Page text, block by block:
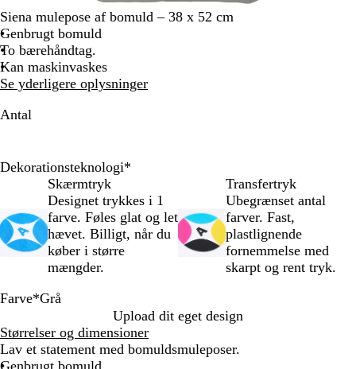
Siena mulepose af bomuld – 38 x 52 cm
Genbrugt bomuld
To bærehåndtag.
Kan maskinvaskes
Se yderligere oplysninger
Antal
Dekorationsteknologi*
Skærmtryk
Designet trykkes i 1
farve. Føles glat og let
hævet. Billigt, når du
køber i større
mængder.
Transfertryk
Ubegrænset antal
farver. Fast,
plastlignende
fornemmelse med
skarpt og rent tryk.
Farve*Grå
a
t
u
r
å
Upload dit eget design
Størrelser og dimensioner
Lav et statement med bomuldsmuleposer.